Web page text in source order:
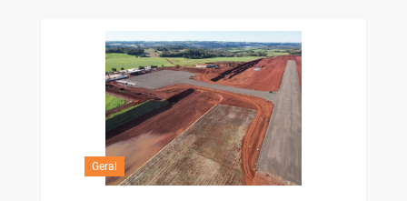
Geral